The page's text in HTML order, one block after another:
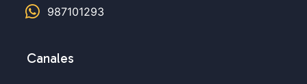
987101293
Canales